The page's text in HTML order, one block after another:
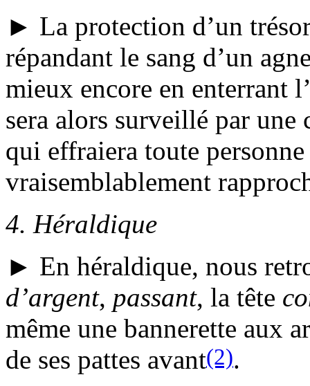
► La protection d’un
répandant le sang d’un
mieux encore en enterrant
sera alors surveillé par
qui effraiera toute
vraisemblablement
4. Héraldique
► En héraldique, nous
d’argent, passant, la tête
même une bannerette aux
de ses pattes avant(2).